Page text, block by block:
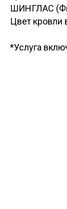
ШИНГЛАС
Цвет кровли
*Услуга